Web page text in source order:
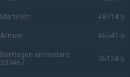
MartinStr 48714 b
Armon 46541 b
Borttagen användare
333467
36124 b